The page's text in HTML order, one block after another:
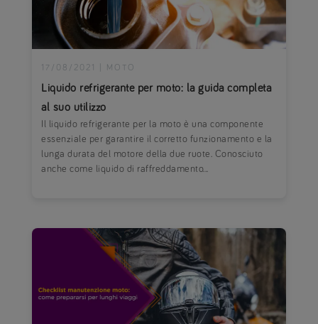
Liquido refrigerante per moto: la guida completa
al suo utilizzo
17/08/2021 MOTO
Il liquido refrigerante per la moto è una componente
essenziale per garantire il corretto funzionamento e la
lunga durata del motore della due ruote. Conosciuto
anche come liquido di raffreddamento...